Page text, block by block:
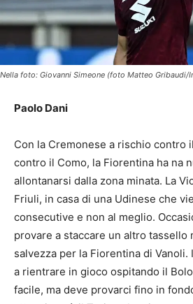
Nella foto: Giovanni Simeone (foto Matteo Gribaudi/
Paolo Dani
Con la Cremonese a rischio contro
contro il Como, la Fiorentina ha na
allontanarsi dalla zona minata. La
Friuli, in casa di una Udinese che
consecutive e non al meglio.
provare a staccare un altro tassello
salvezza per la Fiorentina di Vanoli.
a rientrare in gioco ospitando il
facile, ma deve provarci fino in